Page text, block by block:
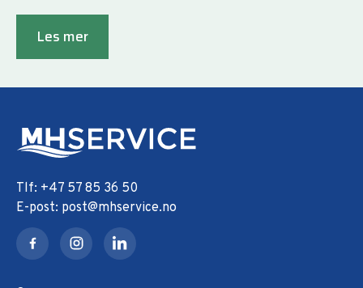
Les mer
+47 57 85 36 50
post@mhservice.no